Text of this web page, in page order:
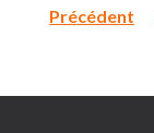
Précédent